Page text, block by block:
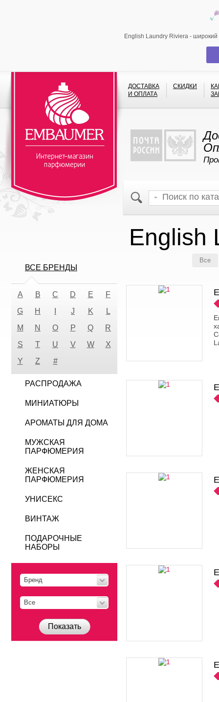
English Laundry Riviera -
ДОСТАВКА
И ОПЛАТА
СКИДКИ
English
Все
ВСЕ БРЕНДЫ
A B C D E
F
G
H J K
L
M
N O P Q
R
S
T U V W
X
Y
Z #
РАСПРОДАЖА
МИНИАТЮРЫ
АРОМАТЫ ДЛЯ ДОМА
МУЖСКАЯ
ПАРФЮМЕРИЯ
ЖЕНСКАЯ
ПАРФЮМЕРИЯ
УНИСЕКС
ВИНТАЖ
ПОДАРОЧНЫЕ
НАБОРЫ
Бренд
Все
Показать